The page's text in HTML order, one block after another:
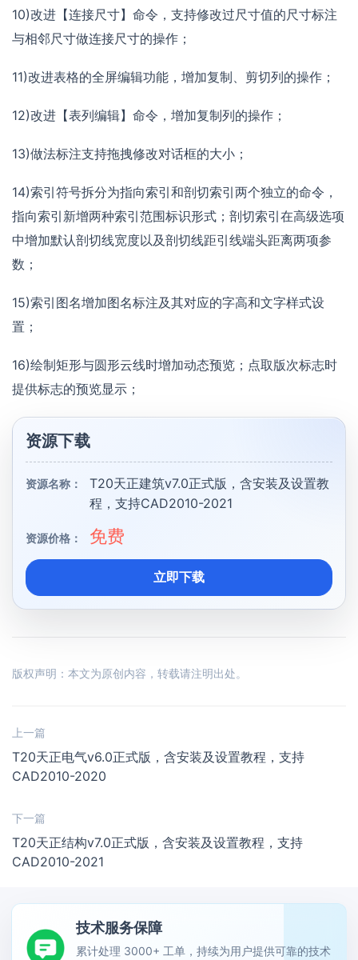
10)改进【连接尺寸】命令，支持修改过尺寸值的尺寸标注
与相邻尺寸做连接尺寸的操作；
11)改进表格的全屏编辑功能，增加复制、剪切列的操作；
12)改进【表列编辑】命令，增加复制列的操作；
13)做法标注支持拖拽修改对话框的大小；
14)索引符号拆分为指向索引和剖切索引两个独立的命令，
指向索引新增两种索引范围标识形式；剖切索引在高级选项
中增加默认剖切线宽度以及剖切线距引线端头距离两项参
数；
15)索引图名增加图名标注及其对应的字高和文字样式设
置；
16)绘制矩形与圆形云线时增加动态预览；点取版次标志时
提供标志的预览显示；
资源下载
资源名称：
T20天正建筑v7.0正式版，含安装及设置教
程，支持CAD2010-2021
资源价格： 免费
立即下载
版权声明：本文为原创内容，转载请注明出处。
上一篇
T20天正电气v6.0正式版，含安装及设置教程，支持
CAD2010-2020
下一篇
T20天正结构v7.0正式版，含安装及设置教程，支持
CAD2010-2021
技术服务保障
累计处理 3000+ 工单，持续为用户提供可靠的技术